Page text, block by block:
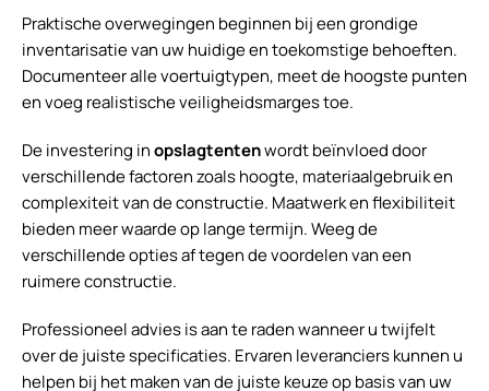
Praktische overwegingen beginnen bij een grondige
inventarisatie van uw huidige en toekomstige behoeften.
Documenteer alle voertuigtypen, meet de hoogste punten
en voeg realistische veiligheidsmarges toe.
De investering inopslagtentenwordt beïnvloed door
verschillende factoren zoals hoogte, materiaalgebruik en
complexiteit van de constructie. Maatwerk en flexibiliteit
bieden meer waarde op lange termijn. Weeg de
verschillende opties af tegen de voordelen van een
ruimere constructie.
Professioneel advies is aan te raden wanneer u twijfelt
over de juiste specificaties. Ervaren leveranciers kunnen u
helpen bij het maken van de juiste keuze op basis van uw